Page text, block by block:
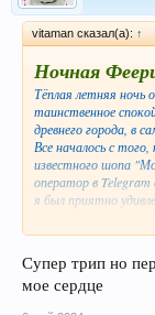
vitaman сказал(а): ↑
Ночная
Тёплая летняя ночь
таинственное
древнего города, в
Все началось с
известного шопа
оператор в
я был приятно
оживленном
к счастью, ночь
Супер трип но
мое сердце